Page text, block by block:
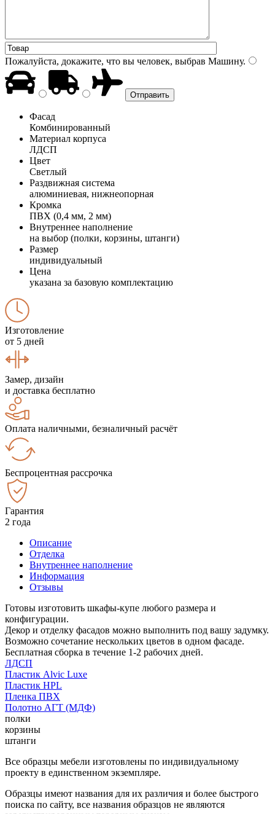
Пожалуйста, докажите, что вы человек, выбрав Машину.
Фасад
Комбинированный
Материал корпуса
ЛДСП
Цвет
Светлый
Раздвижная система
алюминиевая, нижнеопорная
Кромка
ПВХ (0,4 мм, 2 мм)
Внутреннее наполнение
на выбор (полки, корзины, штанги)
Размер
индивидуальный
Цена
указана за базовую комплектацию
Изготовление
от 5 дней
Замер, дизайн
и доставка бесплатно
Оплата наличными, безналичный расчёт
Беспроцентная рассрочка
Гарантия
2 года
Описание
Отделка
Внутреннее наполнение
Информация
Отзывы
Готовы изготовить шкафы-купе любого размера и
конфигурации.
Декор и отделку фасадов можно выполнить под вашу задумку.
Возможно сочетание нескольких цветов в одном фасаде.
Бесплатная сборка в течение 1-2 рабочих дней.
ЛДСП
Пластик Alvic Luxe
Пластик HPL
Пленка ПВХ
Полотно АГТ (МДФ)
полки
корзины
штанги
Все образцы мебели изготовлены по индивидуальному
проекту в единственном экземпляре.
Образцы имеют названия для их различия и более быстрого
поиска по сайту, все названия образцов не являются